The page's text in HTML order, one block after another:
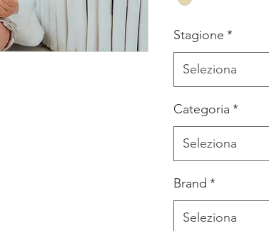
Stagione *
Seleziona
Categoria *
Seleziona
Brand *
Seleziona